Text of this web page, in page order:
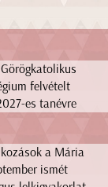
felvételt
es tanévre
a Mária
ismét